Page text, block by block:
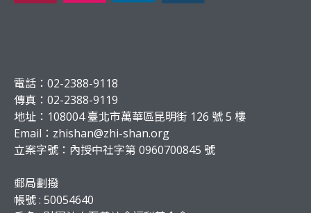
電話：02-2388-9118
傳真：02-2388-9119
地址：108004 臺北市萬華區昆明街 126 號 5 樓
Email： zhishan@zhi-shan.org
立案字號：內授中社字第 0960700845 號
郵局劃撥
帳號 : 50054640